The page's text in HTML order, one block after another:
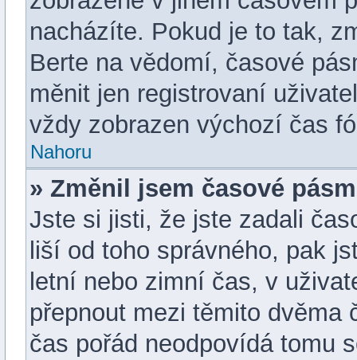
nacházíte. Pokud je to tak,
Berte na vědomí, časové
měnit jen registrovaní
vždy zobrazen výchozí čas
Nahoru
» Změnil jsem časové
Jste si jisti, že jste zadali
liší od toho správného, pak
letní nebo zimní čas, v
přepnout mezi těmito dvěma
čas pořád neodpovídá tomu